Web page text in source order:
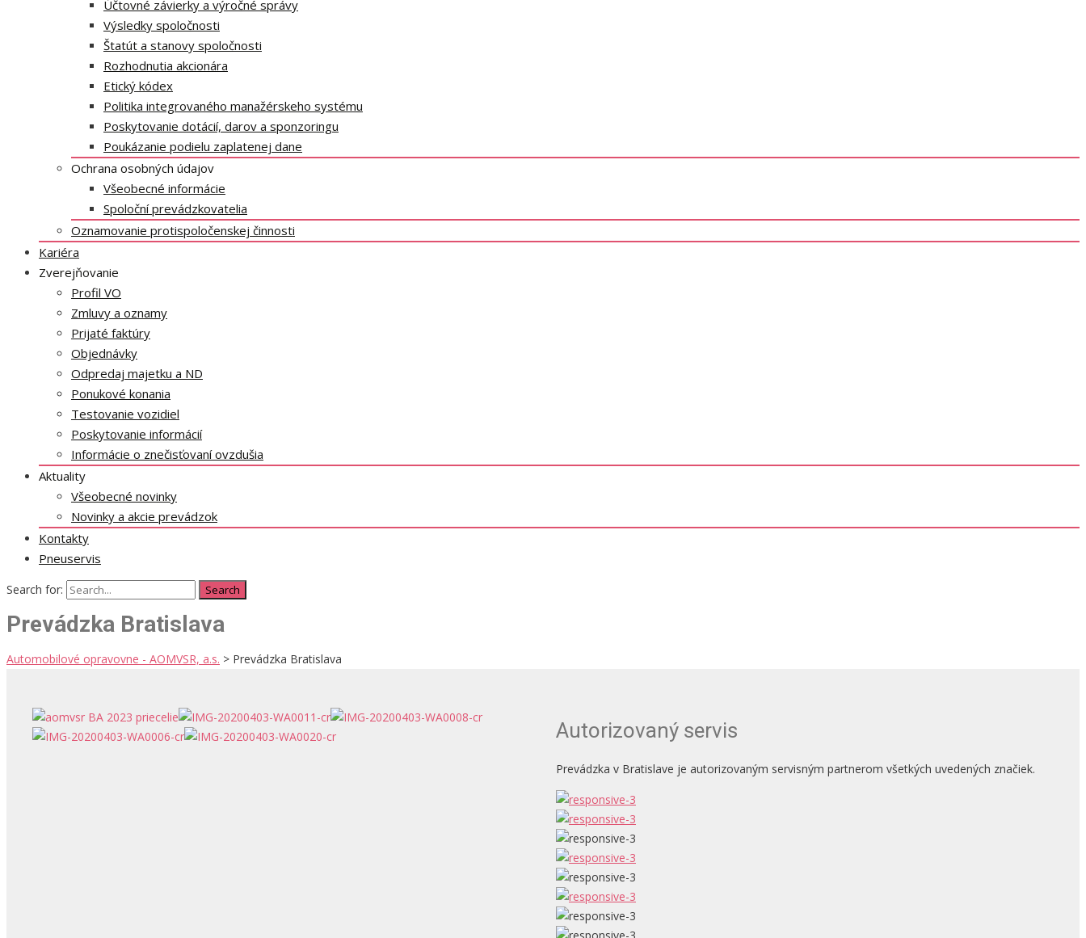
Účtovné závierky a výročné správy
Výsledky spoločnosti
Štatút a stanovy spoločnosti
Rozhodnutia akcionára
Etický kódex
Politika integrovaného manažérskeho systému
Poskytovanie dotácií, darov a sponzoringu
Poukázanie podielu zaplatenej dane
Ochrana osobných údajov
Všeobecné informácie
Spoloční prevádzkovatelia
Oznamovanie protispoločenskej činnosti
Kariéra
Zverejňovanie
Profil VO
Zmluvy a oznamy
Prijaté faktúry
Objednávky
Odpredaj majetku a ND
Ponukové konania
Testovanie vozidiel
Poskytovanie informácií
Informácie o znečisťovaní ovzdušia
Aktuality
Všeobecné novinky
Novinky a akcie prevádzok
Kontakty
Pneuservis
Search for:
Prevádzka Bratislava
Automobilové opravovne - AOMVSR, a.s. > Prevádzka Bratislava
Autorizovaný servis
Prevádzka v Bratislave je autorizovaným servisným partnerom všetkých uvedených značiek.